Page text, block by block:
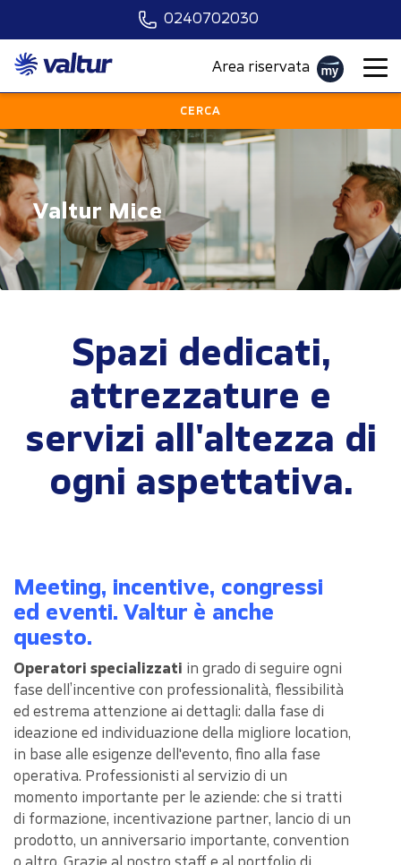
0240702030
Area riservata
CERCA
Scegli la località
Scegli il mezzo
Chi?
PARTI ORA
Valtur Mice
Spazi dedicati,
attrezzature e
servizi all'altezza di
ogni aspettativa.
Meeting, incentive, congressi
ed eventi. Valtur è anche
questo.
Operatori specializzati in grado di seguire ogni
fase dell’incentive con professionalità, flessibilità
ed estrema attenzione ai dettagli: dalla fase di
ideazione ed individuazione della migliore location,
in base alle esigenze dell'evento, fino alla fase
operativa. Professionisti al servizio di un
momento importante per le aziende: che si tratti
di formazione, incentivazione partner, lancio di un
prodotto, un anniversario importante, convention